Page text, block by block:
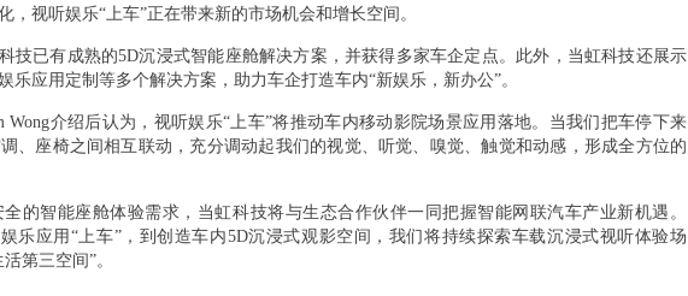
，视听娱乐“上车”正在带来新的市场机会和增长空间。
技已有成熟的5D沉浸式智能座舱解决方案，并获得多家车企定点。此外，当虹科技还展示
乐应用定制等多个解决方案，助力车企打造车内“新娱乐，新办公”。
Wong介绍后认为，视听娱乐“上车”将推动车内移动影院场景应用落地。当我们把车停下来
、座椅之间相互联动，充分调动起我们的视觉、听觉、嗅觉、触觉和动感，形成全方位的
的智能座舱体验需求，当虹科技将与生态合作伙伴一同把握智能网联汽车产业新机遇。
乐应用“上车”，到创造车内5D沉浸式观影空间，我们将持续探索车载沉浸式视听体验场
第三空间”。